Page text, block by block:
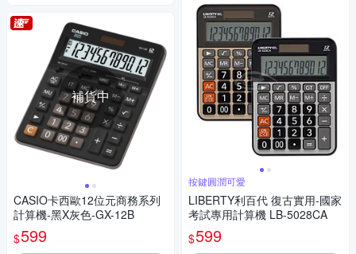
補貨中
CASIO卡西歐12位元商務系列
計算機-黑X灰色-GX-12B
$599
按鍵圓潤可愛
LIBERTY利百代 復古實用-國家
考試專用計算機 LB-5028CA
$599